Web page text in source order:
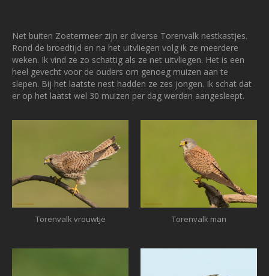
Net buiten Zoetermeer zijn er diverse Torenvalk nestkastjes.
Rond de broedtijd en na het uitvliegen volg ik ze meerdere
weken. Ik vind ze zo schattig als ze net uitvliegen. Het is een
heel gevecht voor de ouders om genoeg muizen aan te
slepen. Bij het laatste nest hadden ze zes jongen. Ik schat dat
er op het laatst wel 30 muizen per dag werden aangesleept.
Torenvalk vrouwtje Torenvalk man